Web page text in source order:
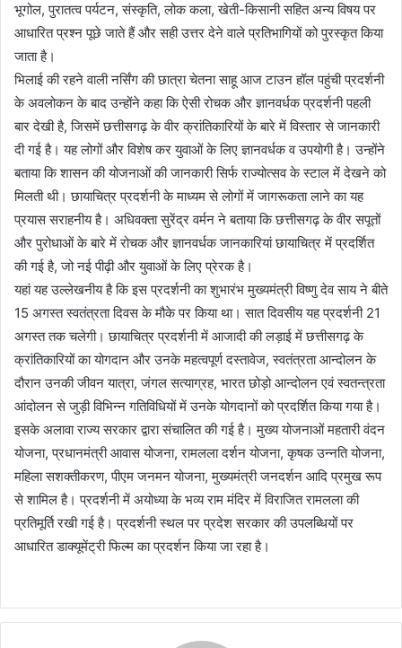
भूगोल, पुरातत्व पर्यटन, संस्कृति, लोक कला, खेती-किसानी सहित अन्य विषय पर
आधारित प्रश्न पूछे जाते हैं और सही उत्तर देने वाले प्रतिभागियों को पुरस्कृत किया
जाता है।
भिलाई की रहने वाली नर्सिंग की छात्रा चेतना साहू आज टाउन हॉल पहुंची प्रदर्शनी
के अवलोकन के बाद उन्होंने कहा कि ऐसी रोचक और ज्ञानवर्धक प्रदर्शनी पहली
बार देखी है, जिसमें छत्तीसगढ़ के वीर क्रांतिकारियों के बारे में विस्तार से जानकारी
दी गई है। यह लोगों और विशेष कर युवाओं के लिए ज्ञानवर्धक व उपयोगी है। उन्होंने
बताया कि शासन की योजनाओं की जानकारी सिर्फ राज्योत्सव के स्टाल में देखने को
मिलती थी। छायाचित्र प्रदर्शनी के माध्यम से लोगों में जागरूकता लाने का यह
प्रयास सराहनीय है। अधिवक्ता सुरेंद्र वर्मन ने बताया कि छत्तीसगढ़ के वीर सपूतों
और पुरोधाओं के बारे में रोचक और ज्ञानवर्धक जानकारियां छायाचित्र में प्रदर्शित
की गई है, जो नई पीढ़ी और युवाओं के लिए प्रेरक है।
यहां यह उल्लेखनीय है कि इस प्रदर्शनी का शुभारंभ मुख्यमंत्री विष्णु देव साय ने बीते
15 अगस्त स्वतंत्रता दिवस के मौके पर किया था। सात दिवसीय यह प्रदर्शनी 21
अगस्त तक चलेगी। छायाचित्र प्रदर्शनी में आजादी की लड़ाई में छत्तीसगढ़ के
क्रांतिकारियों का योगदान और उनके महत्वपूर्ण दस्तावेज, स्वतंत्रता आन्दोलन के
दौरान उनकी जीवन यात्रा, जंगल सत्याग्रह, भारत छोड़ो आन्दोलन एवं स्वतन्त्रता
आंदोलन से जुड़ी विभिन्न गतिविधियों में उनके योगदानों को प्रदर्शित किया गया है।
इसके अलावा राज्य सरकार द्वारा संचालित की गई है। मुख्य योजनाओं महतारी वंदन
योजना, प्रधानमंत्री आवास योजना, रामलला दर्शन योजना, कृषक उन्नति योजना,
महिला सशक्तीकरण, पीएम जनमन योजना, मुख्यमंत्री जनदर्शन आदि प्रमुख रूप
से शामिल है। प्रदर्शनी में अयोध्या के भव्य राम मंदिर में विराजित रामलला की
प्रतिमूर्ति रखी गई है। प्रदर्शनी स्थल पर प्रदेश सरकार की उपलब्धियों पर
आधारित डाक्यूमेंट्री फिल्म का प्रदर्शन किया जा रहा है।